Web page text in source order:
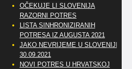
OČEKUJE LI SLOVENIJA
RAZORNI POTRES
LISTA SINHRONIZIRANIH
POTRESA IZ AUGUSTA 2021
JAKO NEVRIJEME U SLOVENIJI
30.09.2021
NOVI POTRES U HRVATSKOJ